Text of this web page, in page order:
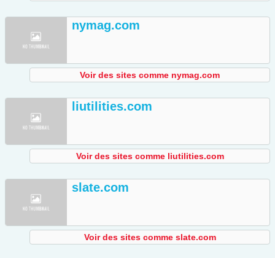
nymag.com
Voir des sites comme nymag.com
liutilities.com
Voir des sites comme liutilities.com
slate.com
Voir des sites comme slate.com